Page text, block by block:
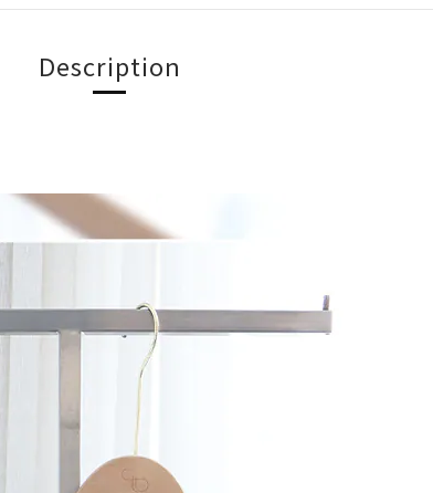
Description